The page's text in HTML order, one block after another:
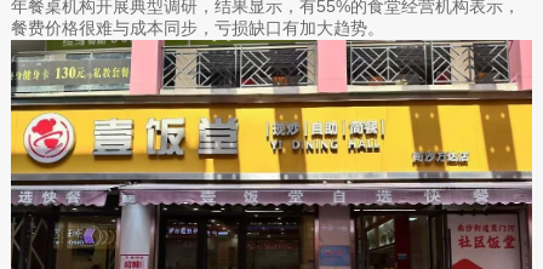
年餐桌机构开展典型调研，结果显示，有55%的食堂经营机构表示，
餐费价格很难与成本同步，亏损缺口有加大趋势。